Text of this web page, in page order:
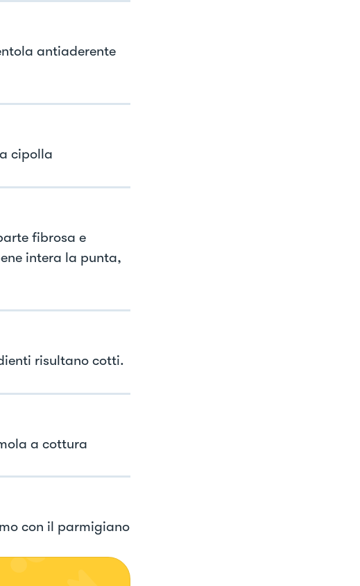
antiaderente
cipolla
fibrosa e
intera la punta,
risultano cotti.
a cottura
con il parmigiano